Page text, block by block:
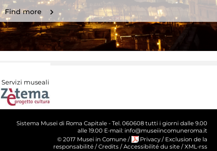
Find more
Servizi museali
Sistema Musei di Roma Capitale - Tel. 060608 tutti i giorni dalle 9.00
alle 19.00 E-mail: info@museiincomuneroma.it
© 2017 Musei in Comune / Privacy / Exclusion de la
responsabilité / Credits / Accessibilité du site / XML-rss